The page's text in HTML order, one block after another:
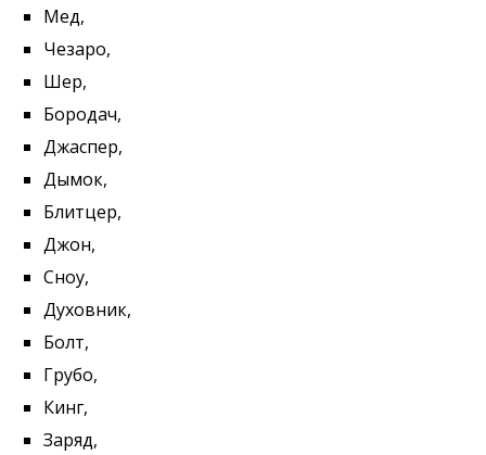
Мед,
Чезаро,
Шер,
Бородач,
Джаспер,
Дымок,
Блитцер,
Джон,
Сноу,
Духовник,
Болт,
Грубо,
Кинг,
Заряд,